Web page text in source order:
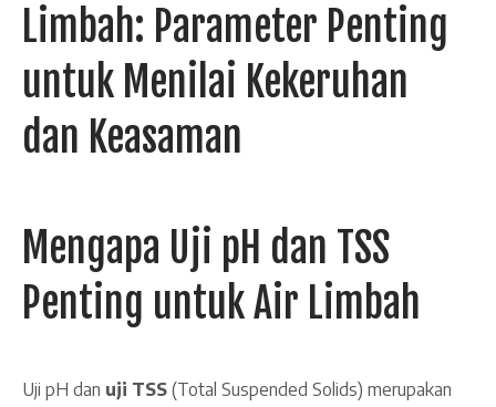
Limbah: Parameter Penting
untuk Menilai Kekeruhan
dan Keasaman
Mengapa Uji pH dan TSS
Penting untuk Air Limbah
Uji pH dan uji TSS (Total Suspended Solids) merupakan